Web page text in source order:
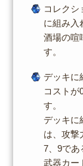
コレクシ
に組み入
酒場の喧
す。
デッキに
コストが
す。
デッキに
は、攻撃
7、9であ
武器カー